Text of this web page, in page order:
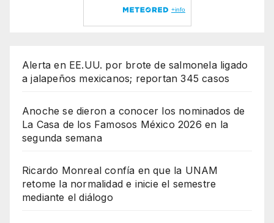
Alerta en EE.UU. por brote de salmonela ligado
a jalapeños mexicanos; reportan 345 casos
Anoche se dieron a conocer los nominados de
La Casa de los Famosos México 2026 en la
segunda semana
Ricardo Monreal confía en que la UNAM
retome la normalidad e inicie el semestre
mediante el diálogo